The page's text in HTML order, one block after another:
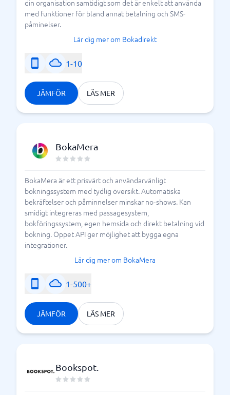
din organisation samtidigt som det är enkelt att använda
med funktioner för bland annat betalning och SMS-
påminelser.
Lär dig mer om Bokadirekt
1-10
JÄMFÖR LÄS MER
BokaMera
BokaMera är ett prisvärt och användarvänligt
bokningssystem med tydlig översikt. Automatiska
bekräftelser och påminnelser minskar no‑shows. Kan
smidigt integreras med passagesystem,
bokföringssystem, egen hemsida och direkt betalning vid
bokning. Öppet API ger möjlighet att bygga egna
integrationer.
Lär dig mer om BokaMera
1-500+
JÄMFÖR LÄS MER
Bookspot.